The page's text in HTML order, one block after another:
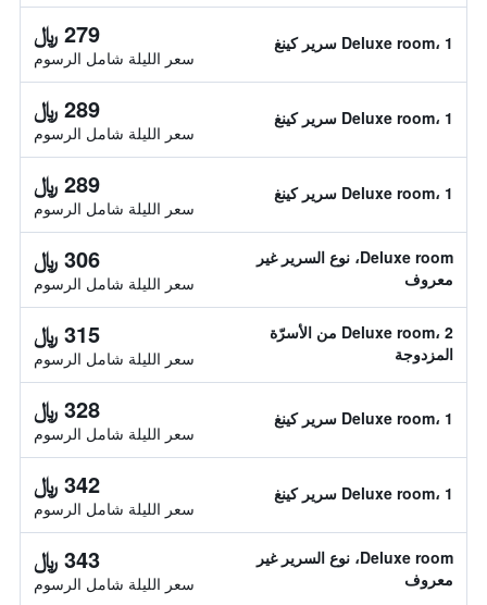
Deluxe room، 1 سرير كينغ 279 ﷼
سعر الليلة شامل الرسوم
Deluxe room، 1 سرير كينغ 289 ﷼
سعر الليلة شامل الرسوم
Deluxe room، 1 سرير كينغ 289 ﷼
سعر الليلة شامل الرسوم
Deluxe room، نوع السرير غير
معروف
306 ﷼
سعر الليلة شامل الرسوم
Deluxe room، 2 من الأسرّة
المزدوجة
315 ﷼
سعر الليلة شامل الرسوم
Deluxe room، 1 سرير كينغ 328 ﷼
سعر الليلة شامل الرسوم
Deluxe room، 1 سرير كينغ 342 ﷼
سعر الليلة شامل الرسوم
Deluxe room، نوع السرير غير
معروف
343 ﷼
سعر الليلة شامل الرسوم